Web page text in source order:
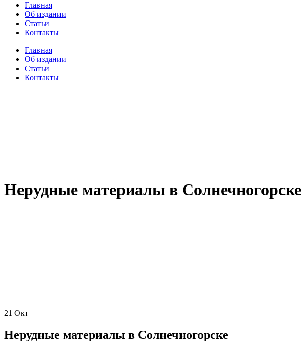
Главная
Об издании
Статьи
Контакты
Главная
Об издании
Статьи
Контакты
Нерудные материалы в Солнечногорске
21 Окт
Нерудные материалы в Солнечногорске